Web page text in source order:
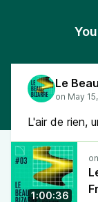
L'air de rien,
1:00:36